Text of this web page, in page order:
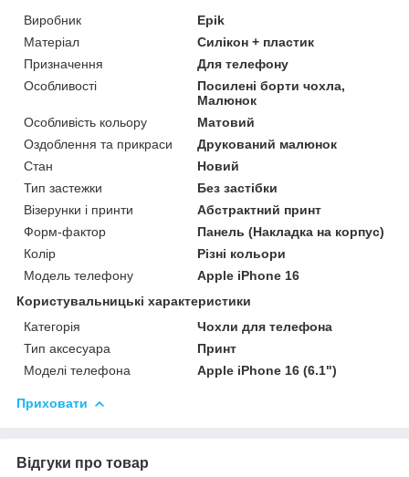
Виробник
Epik
Матеріал
Силікон + пластик
Призначення
Для телефону
Особливості
Посилені борти чохла,
Малюнок
Особливість кольору
Матовий
Оздоблення та прикраси
Друкований малюнок
Стан
Новий
Тип застежки
Без застібки
Візерунки і принти
Абстрактний принт
Форм-фактор
Панель (Накладка на корпус)
Колір
Різні кольори
Модель телефону
Apple iPhone 16
Користувальницькі характеристики
Категорія
Чохли для телефона
Тип аксесуара
Принт
Моделі телефона
Apple iPhone 16 (6.1")
Приховати
Відгуки про товар